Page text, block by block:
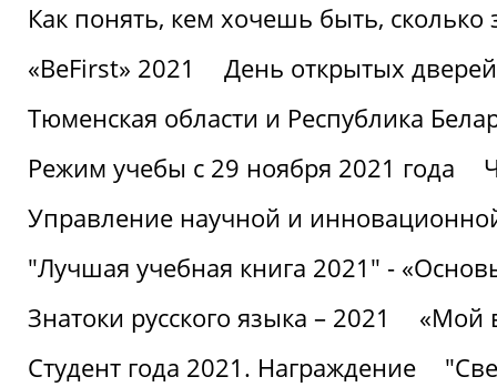
Как понять, кем хочешь быть, сколько
«BeFirst» 2021
День открытых
Тюменская области и Республика
Режим учебы с 29 ноября 2021 года
Управление научной и
"Лучшая учебная книга 2021" -
Знатоки русского языка – 2021
«Мой
Студент года 2021. Награждение